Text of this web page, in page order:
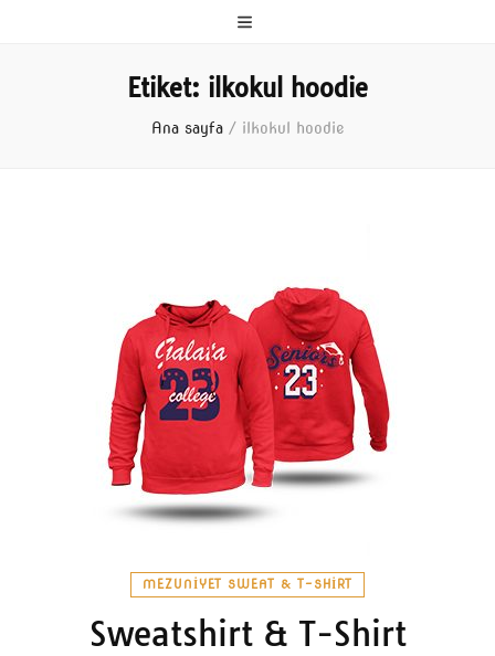
Etiket: ilkokul hoodie
Ana sayfa / ilkokul hoodie
MEZUNIYET SWEAT & T-SHIRT
Sweatshirt & T-Shirt